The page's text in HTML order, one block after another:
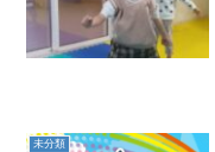
未分類